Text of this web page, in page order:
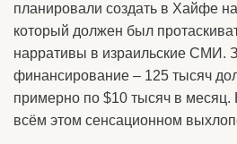
планировали создать в Хайфе
который должен был
нарративы в израильские СМИ.
финансирование – 125 тысяч
примерно по $10 тысяч в месяц.
всём этом сенсационном